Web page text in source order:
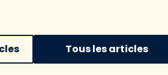
Tous les articles